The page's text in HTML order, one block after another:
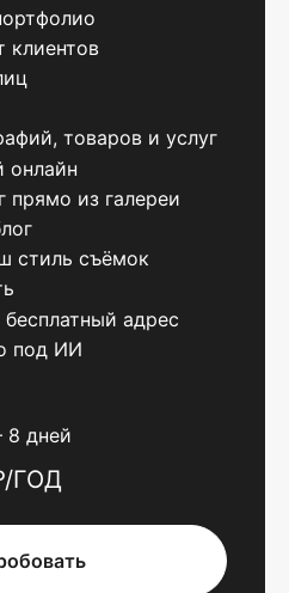
клиентов
товаров и услуг
онлайн
прямо из галереи
стиль съёмок
адрес
под ИИ
дней
ГОД